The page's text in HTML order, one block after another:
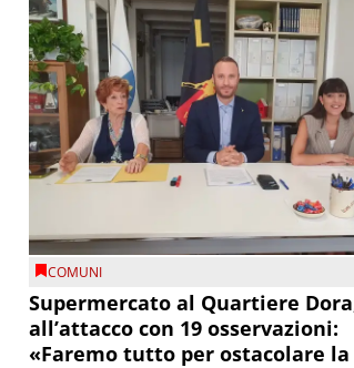
COMUNI
Supermercato al Quartiere
all’attacco con 19 osservazioni:
«Faremo tutto per ostacolare